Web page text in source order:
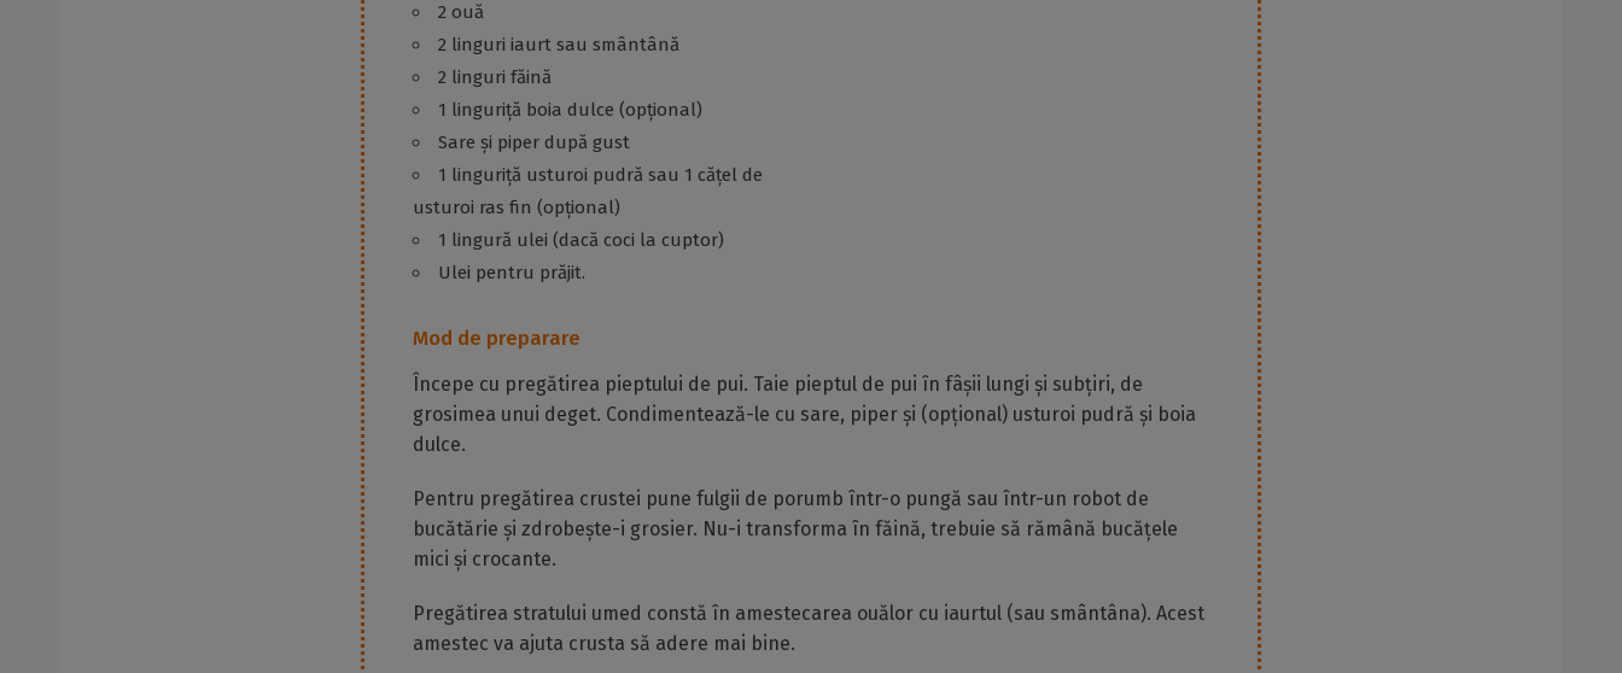
2 ouă
2 linguri iaurt sau smântână
2 linguri făină
1 linguriță boia dulce (opțional)
Sare și piper după gust
1 linguriță usturoi pudră sau 1 cățel de
usturoi ras fin (opțional)
1 lingură ulei (dacă coci la cuptor)
Ulei pentru prăjit.
Mod de preparare
Începe cu pregătirea pieptului de pui. Taie pieptul de pui în fâșii lungi și subțiri, de
grosimea unui deget. Condimentează-le cu sare, piper și (opțional) usturoi pudră și boia
dulce.
Pentru pregătirea crustei pune fulgii de porumb într-o pungă sau într-un robot de
bucătărie și zdrobește-i grosier. Nu-i transforma în făină, trebuie să rămână bucățele
mici și crocante.
Pregătirea stratului umed constă în amestecarea ouălor cu iaurtul (sau smântâna). Acest
amestec va ajuta crusta să adere mai bine.